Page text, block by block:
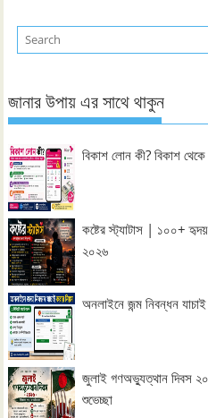
জানার উপায় এর সাথে থাকুন
বিকাশ লোন কী? বিকাশ
কষ্টের স্ট্যাটাস | ১০০+
২০২৬
অনলাইনে জন্ম নিবন্ধন
জুলাই গণঅভ্যুত্থান দিবস
শুভেচ্ছা